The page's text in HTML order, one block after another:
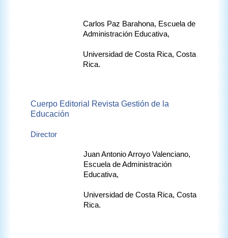
Carlos Paz Barahona, Escuela de
Administración Educativa,
Universidad de Costa Rica, Costa
Rica.
Cuerpo Editorial Revista Gestión de la
Educación
Director
Juan Antonio Arroyo Valenciano,
Escuela de Administración
Educativa,
Universidad de Costa Rica, Costa
Rica.